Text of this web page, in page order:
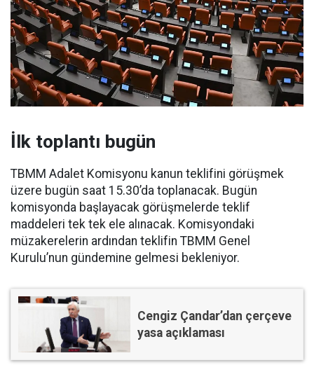
İlk toplantı bugün
TBMM Adalet Komisyonu kanun teklifini görüşmek
üzere bugün saat 15.30’da toplanacak. Bugün
komisyonda başlayacak görüşmelerde teklif
maddeleri tek tek ele alınacak. Komisyondaki
müzakerelerin ardından teklifin TBMM Genel
Kurulu’nun gündemine gelmesi bekleniyor.
Cengiz Çandar’dan çerçeve
yasa açıklaması